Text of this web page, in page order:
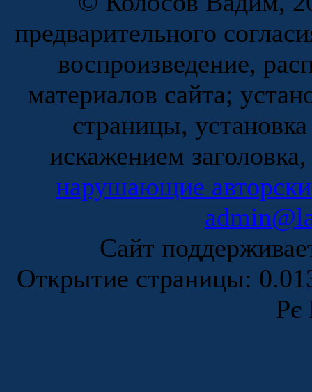
предварительного
воспроизведение,
материалов сайта;
страницы,
искажением
нарушающие
Сайт
Открытие страницы:
Рє